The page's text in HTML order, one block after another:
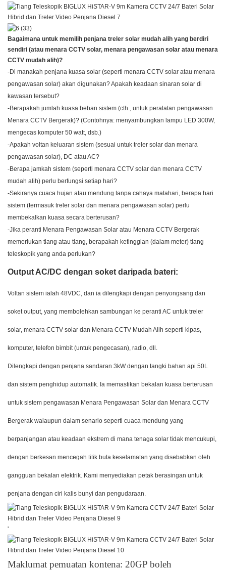
Bagaimana untuk memilih penjana treler solar mudah alih yang berdiri
sendiri (atau menara CCTV solar, menara pengawasan solar atau menara
CCTV mudah alih)?
-Di manakah penjana kuasa solar (seperti menara CCTV solar atau menara
pengawasan solar) akan digunakan? Apakah keadaan sinaran solar di
kawasan tersebut?
-Berapakah jumlah kuasa beban sistem (cth., untuk peralatan pengawasan
Menara CCTV Bergerak)? (Contohnya: menyambungkan lampu LED 300W,
mengecas komputer 50 watt, dsb.)
-Apakah voltan keluaran sistem (sesuai untuk treler solar dan menara
pengawasan solar), DC atau AC?
-Berapa jamkah sistem (seperti menara CCTV solar dan menara CCTV
mudah alih) perlu berfungsi setiap hari?
-Sekiranya cuaca hujan atau mendung tanpa cahaya matahari, berapa hari
sistem (termasuk treler solar dan menara pengawasan solar) perlu
membekalkan kuasa secara berterusan?
-Jika peranti Menara Pengawasan Solar atau Menara CCTV Bergerak
memerlukan tiang atau tiang, berapakah ketinggian (dalam meter) tiang
teleskopik yang anda perlukan?
Output AC/DC dengan soket daripada bateri:
Voltan sistem ialah 48VDC, dan ia dilengkapi dengan penyongsang dan
soket output, yang membolehkan sambungan ke peranti AC untuk treler
solar, menara CCTV solar dan Menara CCTV Mudah Alih seperti kipas,
komputer, telefon bimbit (untuk pengecasan), radio, dll.
Dilengkapi dengan penjana sandaran 3kW dengan tangki bahan api 50L
dan sistem penghidup automatik. Ia memastikan bekalan kuasa berterusan
untuk sistem pengawasan Menara Pengawasan Solar dan Menara CCTV
Bergerak walaupun dalam senario seperti cuaca mendung yang
berpanjangan atau keadaan ekstrem di mana tenaga solar tidak mencukupi,
dengan berkesan mencegah titik buta keselamatan yang disebabkan oleh
gangguan bekalan elektrik. Kami menyediakan petak berasingan untuk
penjana dengan ciri kalis bunyi dan pengudaraan.
'
Maklumat pemuatan kontena: 20GP boleh